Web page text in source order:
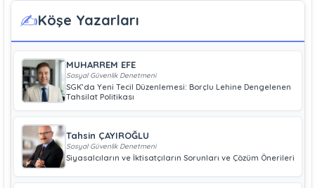
✍️Köşe Yazarları
MUHARREM EFE
Sosyal Güvenlik Denetmeni
SGK’da Yeni Tecil Düzenlemesi: Borçlu Lehine Dengelenen
Tahsilat Politikası
Tahsin ÇAYIROĞLU
Sosyal Güvenlik Denetmeni
Siyasalcıların ve İktisatçıların Sorunları ve Çözüm Önerileri